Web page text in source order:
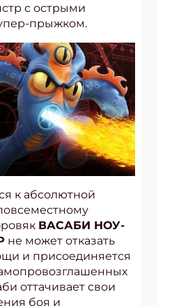
с острыми
прыжком.
к абсолютной
ВАСАБИ НОУ-
не может отказать
и присоединяется
оттачивает свои
боя и